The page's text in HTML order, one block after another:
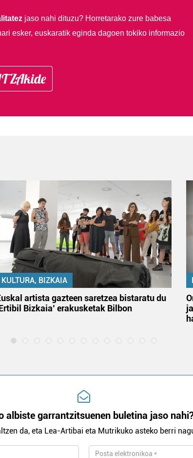
jaso nahi dituzu? Horretarako zure babesa
esker, euskaratik eginda dagoen tokiko informazio
KULTURA, BIZKAIA
artista gazteen saretzea bistaratu du
Bizkaia’ erakusketak Bilbon
albiste garrantzitsuenen buletina jaso
da, eta Lea-Artibai eta Mutrikuko asteko berri